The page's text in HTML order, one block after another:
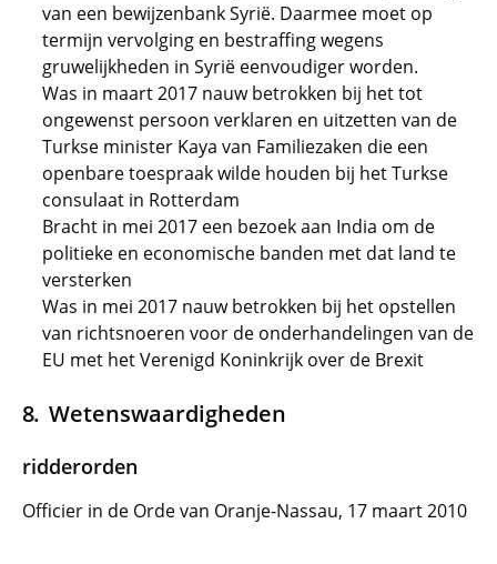
van een bewijzenbank Syrië. Daarmee moet op
termijn vervolging en bestraffing wegens
gruwelijkheden in Syrië eenvoudiger worden.
Was in maart 2017 nauw betrokken bij het tot
ongewenst persoon verklaren en uitzetten van de
Turkse minister Kaya van Familiezaken die een
openbare toespraak wilde houden bij het Turkse
consulaat in Rotterdam
Bracht in mei 2017 een bezoek aan India om de
politieke en economische banden met dat land te
versterken
Was in mei 2017 nauw betrokken bij het opstellen
van richtsnoeren voor de onderhandelingen van de
EU met het Verenigd Koninkrijk over de Brexit
Wetenswaardigheden
ridderorden
Officier in de Orde van Oranje-Nassau, 17 maart 2010